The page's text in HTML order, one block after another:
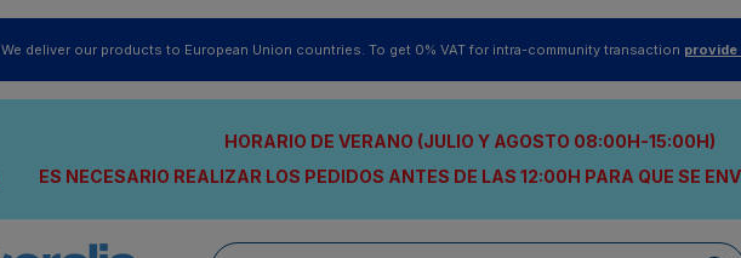
We deliver our products to European Union countries. To get 0% VAT for intra-community transaction provide
HORARIO DE VERANO (JULIO Y AGOSTO 08:00H-15:00H)
ES NECESARIO REALIZAR LOS PEDIDOS ANTES DE LAS 12:00H PARA QUE SE